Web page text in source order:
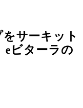
サーキット
ビターラの